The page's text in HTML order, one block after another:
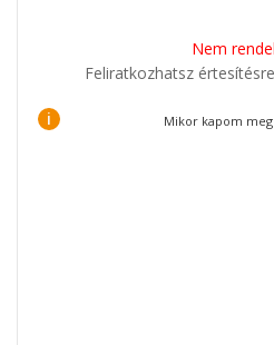
Nem
Feliratkozhatsz
i Mikor kapom